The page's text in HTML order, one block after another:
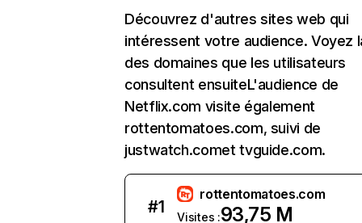
Découvrez d'autres sites web qui
intéressent votre audience. Voyez
des domaines que les utilisateurs
consultent ensuiteL'audience de
Netflix.com visite également
rottentomatoes.com, suivi de
justwatch.comet tvguide.com.
#1
rottentomatoes.com
Visites :93,75 M